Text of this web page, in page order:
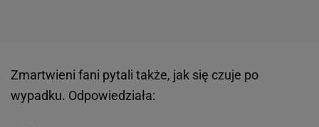
Zmartwieni fani pytali także, jak się czuje po
wypadku. Odpowiedziała: